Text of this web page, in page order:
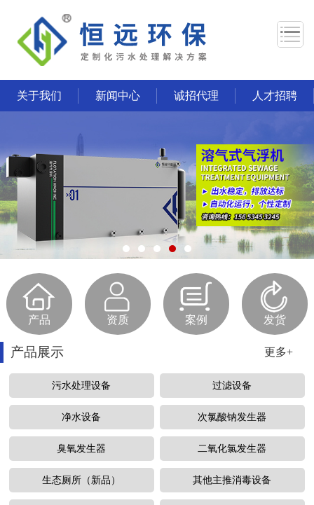
关于我们 新闻中心 诚招代理 人才招聘
产品 资质 案例 发货
产品展示 更多+
污水处理设备 过滤设备
净水设备 次氯酸钠发生器
臭氧发生器 二氧化氯发生器
生态厕所（新品） 其他主推消毒设备